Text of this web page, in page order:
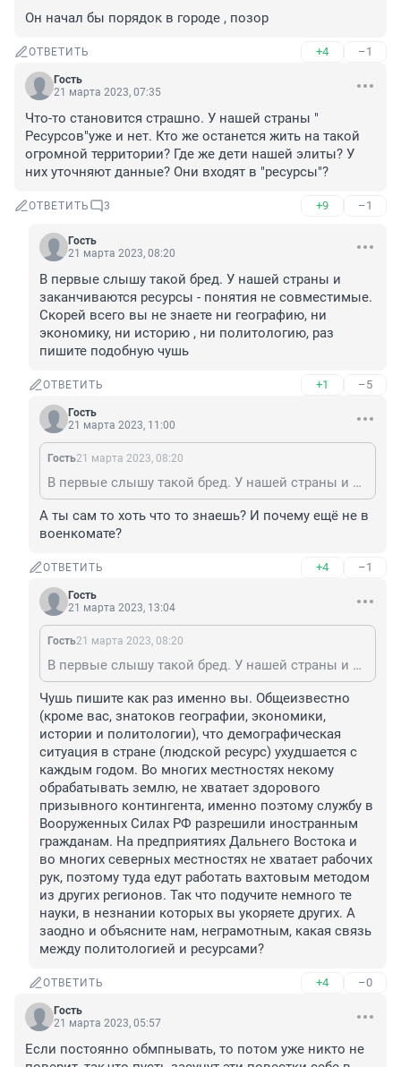
Он начал бы порядок в городе , позор
ОТВЕТИТЬ +4 –1
Гость
21 марта 2023, 07:35
Что-то становится страшно. У нашей страны "
Ресурсов"уже и нет. Кто же останется жить на такой
огромной территории? Где же дети нашей элиты? У
них уточняют данные? Они входят в "ресурсы"?
ОТВЕТИТЬ 3 +9 –1
Гость
21 марта 2023, 08:20
В первые слышу такой бред. У нашей страны и
заканчиваются ресурсы - понятия не совместимые.
Скорей всего вы не знаете ни географию, ни
экономику, ни историю , ни политологию, раз
пишите подобную чушь
ОТВЕТИТЬ +1 –5
Гость
21 марта 2023, 11:00
Гость21 марта 2023, 08:20
В первые слышу такой бред. У нашей страны и заканчиваются ресурсы - понятия не совместимые. Скорей всего вы не знаете ни географию, ни экономику, ни историю , ни политологию, раз пишите подобную чушь
А ты сам то хоть что то знаешь? И почему ещё не в
военкомате?
ОТВЕТИТЬ +4 –1
Гость
21 марта 2023, 13:04
Гость21 марта 2023, 08:20
В первые слышу такой бред. У нашей страны и заканчиваются ресурсы - понятия не совместимые. Скорей всего вы не знаете ни географию, ни экономику, ни историю , ни политологию, раз пишите подобную чушь
Чушь пишите как раз именно вы. Общеизвестно
(кроме вас, знатоков географии, экономики,
истории и политологии), что демографическая
ситуация в стране (людской ресурс) ухудшается с
каждым годом. Во многих местностях некому
обрабатывать землю, не хватает здорового
призывного контингента, именно поэтому службу в
Вооруженных Силах РФ разрешили иностранным
гражданам. На предприятиях Дальнего Востока и
во многих северных местностях не хватает рабочих
рук, поэтому туда едут работать вахтовым методом
из других регионов. Так что подучите немного те
науки, в незнании которых вы укоряете других. А
заодно и объясните нам, неграмотным, какая связь
между политологией и ресурсами?
ОТВЕТИТЬ +4 –0
Гость
21 марта 2023, 05:57
Если постоянно обмпнывать, то потом уже никто не